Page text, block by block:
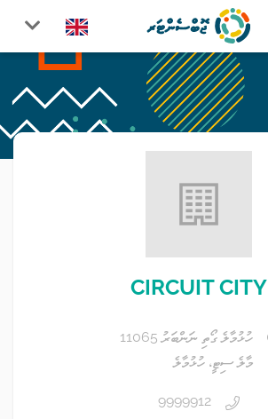
CIRCUIT CITY
ހުޅުމާލެ ގޯތި ނަންބަރު 11065
މާލެ ސިޓީ، ހުޅުމާލެ
9999912